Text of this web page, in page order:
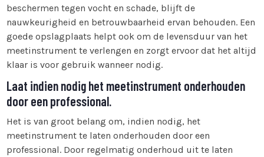
beschermen tegen vocht en schade, blijft de
nauwkeurigheid en betrouwbaarheid ervan behouden. Een
goede opslagplaats helpt ook om de levensduur van het
meetinstrument te verlengen en zorgt ervoor dat het altijd
klaar is voor gebruik wanneer nodig.
Laat indien nodig het meetinstrument onderhouden
door een professional.
Het is van groot belang om, indien nodig, het
meetinstrument te laten onderhouden door een
professional. Door regelmatig onderhoud uit te laten